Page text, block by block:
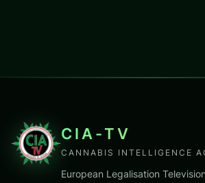
CIA-TV
CANNABIS INTELLIGENCE
European Legalisation